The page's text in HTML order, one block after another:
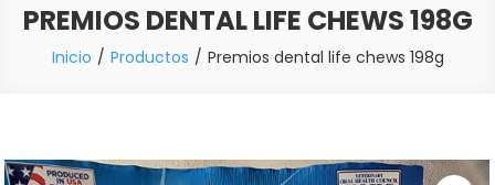
PREMIOS DENTAL LIFE CHEWS 198G
Inicio Productos Premios dental life chews 198g